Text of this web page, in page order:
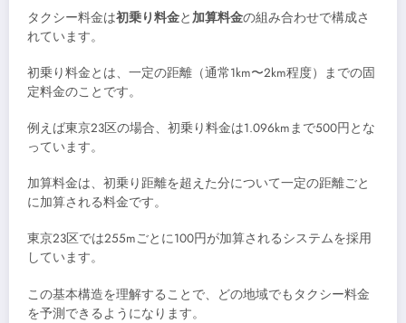
タクシー料金は初乗り料金と 加算料金の組み合わせで構成さ
れています。
初乗り料金とは、一定の距離（通常1km〜2km程度）までの固
定料金のことです。
例えば東京23区の場合、初乗り料金は1.096kmまで500円とな
っています。
加算料金は、初乗り距離を超えた分について一定の距離ごと
に加算される料金です。
東京23区では255mごとに100円が加算されるシステムを採用
しています。
この基本構造を理解することで、どの地域でもタクシー料金
を予測できるようになります。